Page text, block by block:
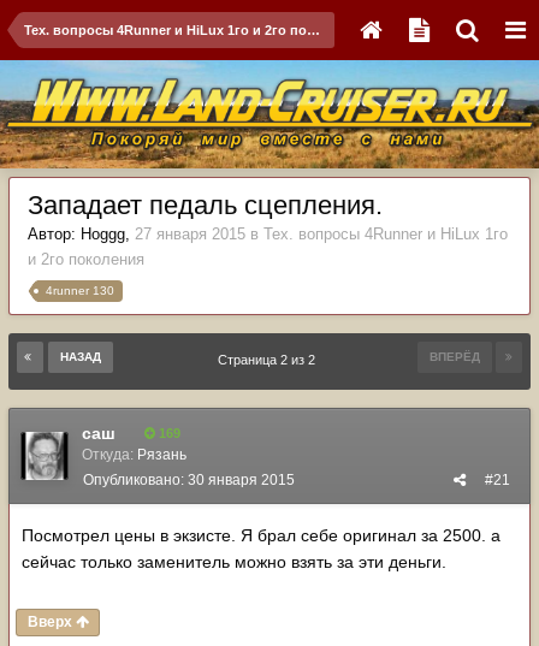
Тех. вопросы 4Runner и HiLux 1го и 2го поколения
Западает педаль сцепления.
Автор: Hoggg, 27 января 2015 в Тех. вопросы 4Runner и HiLux 1го
и 2го поколения
4runner 130
НАЗАД ВПЕРЁД
Страница 2 из 2
саш 169
Откуда: Рязань
#21
Опубликовано: 30 января 2015
Посмотрел цены в экзисте. Я брал себе оригинал за 2500. а
сейчас только заменитель можно взять за эти деньги.
Вверх